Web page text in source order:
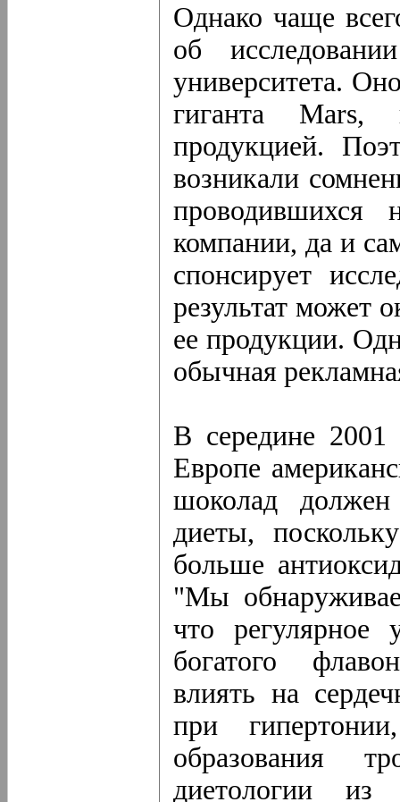
Однако чаще
об
университета.
гиганта Mars,
продукцией.
возникали
проводившихся
компании, да и
спонсирует
результат может
ее продукции.
обычная
В середине
Европе
шоколад
диеты,
больше
"Мы
что регулярное
богатого
влиять на
при
образования
диетологии из